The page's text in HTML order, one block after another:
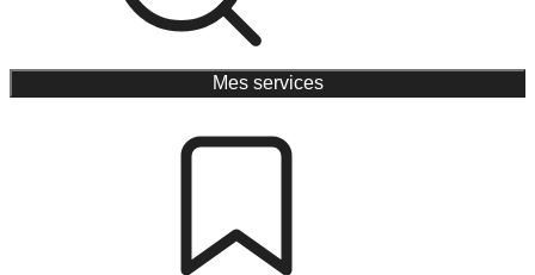
Mes services